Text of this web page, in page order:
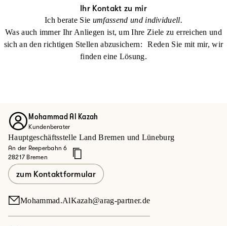
Ihr Kontakt zu mir
Ich berate Sie umfassend und individuell.
Was auch immer Ihr Anliegen ist, um Ihre Ziele zu erreichen und
sich an den richtigen Stellen abzusichern: Reden Sie mit mir, wir
finden eine Lösung.
Mohammad Al Kazah
Kundenberater
Hauptgeschäftsstelle Land Bremen und Lüneburg
An der Reeperbahn 6
28217 Bremen
zum Kontaktformular
Mohammad.AlKazah@arag-partner.de